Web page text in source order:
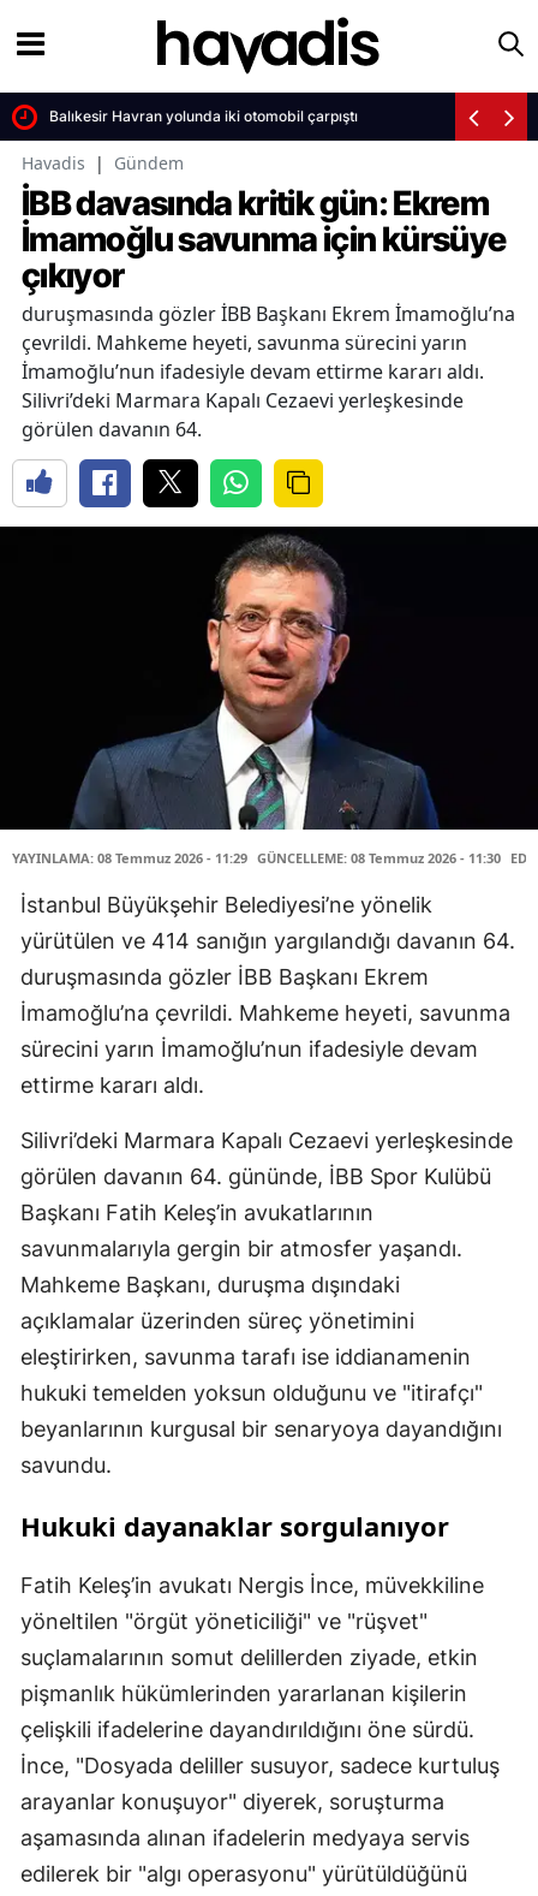
Balıkesir Havran yolunda iki otomobil çarpıştı
Havadis | Gündem
İBB davasında kritik gün: Ekrem
İmamoğlu savunma için kürsüye
çıkıyor
duruşmasında gözler İBB Başkanı Ekrem İmamoğlu’na
çevrildi. Mahkeme heyeti, savunma sürecini yarın
İmamoğlu’nun ifadesiyle devam ettirme kararı aldı.
Silivri’deki Marmara Kapalı Cezaevi yerleşkesinde
görülen davanın 64.
YAYINLAMA: 08 Temmuz 2026 - 11:29 GÜNCELLEME: 08 Temmuz 2026 - 11:30
İstanbul Büyükşehir Belediyesi’ne yönelik
yürütülen ve 414 sanığın yargılandığı davanın 64.
duruşmasında gözler İBB Başkanı Ekrem
İmamoğlu’na çevrildi. Mahkeme heyeti, savunma
sürecini yarın İmamoğlu’nun ifadesiyle devam
ettirme kararı aldı.
Silivri’deki Marmara Kapalı Cezaevi yerleşkesinde
görülen davanın 64. gününde, İBB Spor Kulübü
Başkanı Fatih Keleş’in avukatlarının
savunmalarıyla gergin bir atmosfer yaşandı.
Mahkeme Başkanı, duruşma dışındaki
açıklamalar üzerinden süreç yönetimini
eleştirirken, savunma tarafı ise iddianamenin
hukuki temelden yoksun olduğunu ve "itirafçı"
beyanlarının kurgusal bir senaryoya dayandığını
savundu.
Hukuki dayanaklar sorgulanıyor
Fatih Keleş’in avukatı Nergis İnce, müvekkiline
yöneltilen "örgüt yöneticiliği" ve "rüşvet"
suçlamalarının somut delillerden ziyade, etkin
pişmanlık hükümlerinden yararlanan kişilerin
çelişkili ifadelerine dayandırıldığını öne sürdü.
İnce, "Dosyada deliller susuyor, sadece kurtuluş
arayanlar konuşuyor" diyerek, soruşturma
aşamasında alınan ifadelerin medyaya servis
edilerek bir "algı operasyonu" yürütüldüğünü